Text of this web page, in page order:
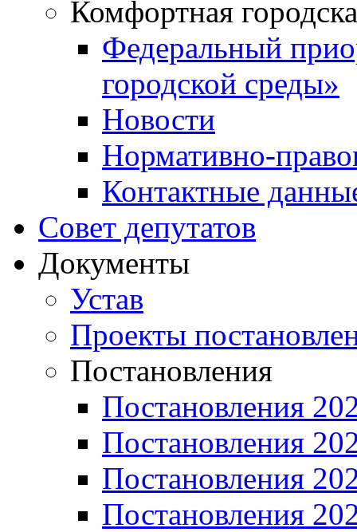
Комфортная
Федеральный
городской среды»
Новости
Нормативно-
Контактные
Совет депутатов
Документы
Устав
Проекты
Постановления
Постановления
Постановления
Постановления
Постановления